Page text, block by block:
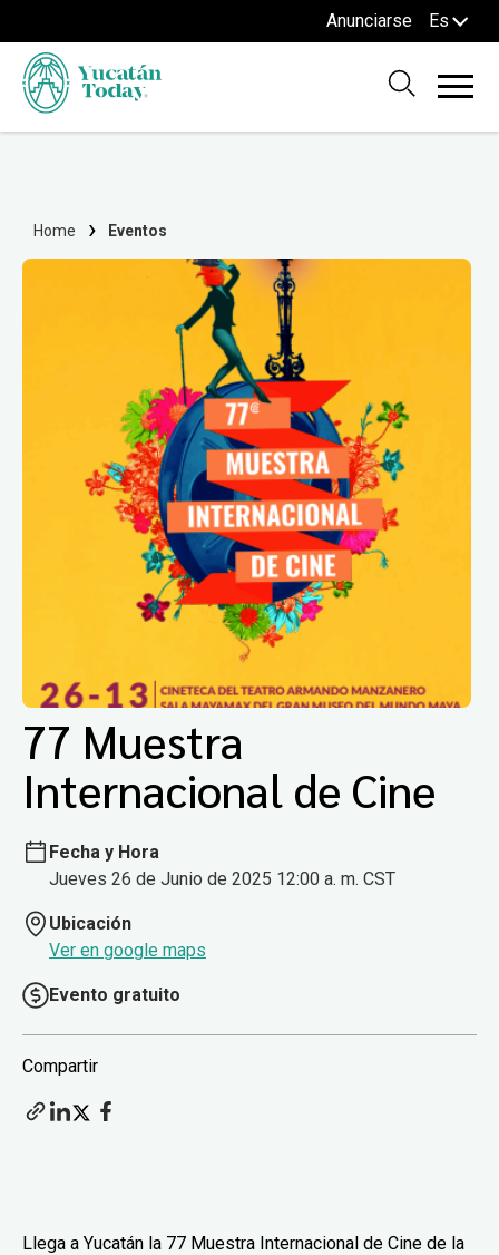
Anunciarse Es
Home Eventos
77 Muestra
Internacional de Cine
Fecha y Hora
Jueves 26 de Junio de 2025 12:00 a. m. CST
Ubicación
Ver en google maps
Evento gratuito
Compartir
Llega a Yucatán la 77 Muestra Internacional de Cine de la